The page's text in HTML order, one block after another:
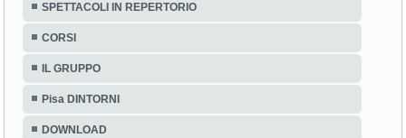
SPETTACOLI IN REPERTORIO
CORSI
IL GRUPPO
Pisa DINTORNI
DOWNLOAD